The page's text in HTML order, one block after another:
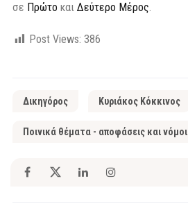
σε Πρώτο και Δεύτερο Μέρος.
Post Views: 386
Δικηγόρος Κυριάκος Κόκκινος
Ποινικά θέματα - αποφάσεις και νόμοι